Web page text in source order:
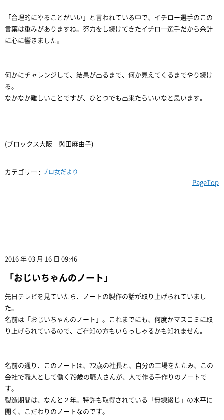
「合理的にやることがいい」と言われている中で、イチロー選手のこの
言葉は重みがありますね。努力をし続けてきたイチロー選手だから余計
に心に響きました。
何かにチャレンジして、結果が出るまで、何か見えてくるまでやり続け
る。
なかなか難しいことですが、ひとつでも出来たらいいなと思います。
(ブロックス大阪 與田麻由子)
カテゴリー : ブロ女だより
PageTop
2016 年 03 月 16 日 09:46
「おじいちゃんのノート」
先日テレビを見ていたら、ノートの製作の話が取り上げられていまし
た。
名前は「おじいちゃんのノート」。これまでにも、何度かマスコミに取
り上げられているので、ご存知の方もいらっしゃるかも知れません。
名前の通り、このノートは、72歳の社長と、自分の工場をたたみ、この
会社で職人として働く79歳の職人さんが、人で作る手作りのノートで
す。
製造期間は、なんと２年。特許も取得されている「無線綴じ」の水平に
開く、こだわりのノートなのです。